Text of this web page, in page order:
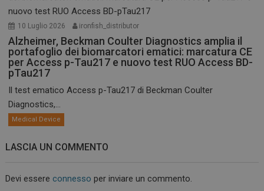
10 Luglio 2026 ironfish_distributor
Alzheimer, Beckman Coulter Diagnostics amplia il
portafoglio dei biomarcatori ematici: marcatura CE
per Access p-Tau217 e nuovo test RUO Access BD-
pTau217
Il test ematico Access p-Tau217 di Beckman Coulter
Diagnostics,...
Medical Device
LASCIA UN COMMENTO
Devi essereconnesso per inviare un commento.